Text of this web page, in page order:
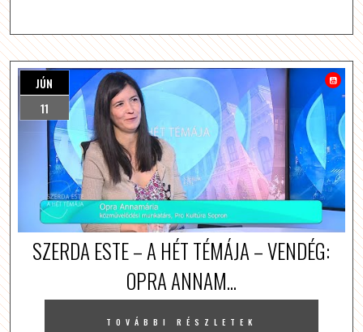
JÚN
11
SZERDA ESTE – A HÉT TÉMÁJA – VENDÉG:
OPRA ANNAM...
TOVÁBBI RÉSZLETEK